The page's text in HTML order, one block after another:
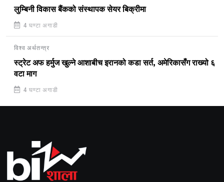
लुम्बिनी विकास बैंकको संस्थापक सेयर बिक्रीमा
4 घण्टा अगाडी
विश्व अर्थतन्त्र
स्ट्रेट अफ हर्मुज खुल्ने आशाबीच इरानको कडा सर्त, अमेरिकासँग राख्यो ६
वटा माग
4 घण्टा अगाडी